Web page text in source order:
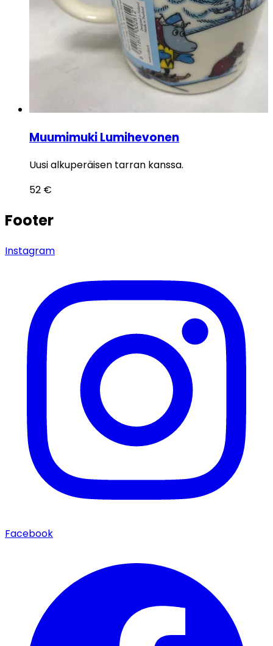
Muumimuki Lumihevonen
Uusi alkuperäisen tarran kanssa.
52 €
Footer
Instagram
Facebook